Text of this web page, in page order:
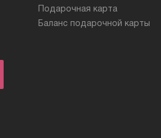
Подарочная карта
Баланс подарочной карты